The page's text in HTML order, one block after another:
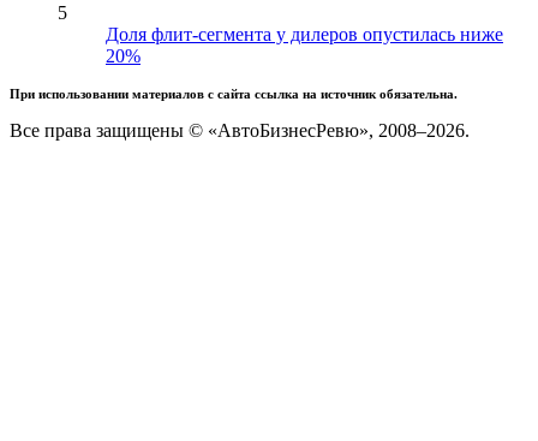
5
Доля флит-сегмента у дилеров опустилась ниже
20%
При использовании материалов с сайта ссылка на источник обязательна.
Все права защищены © «АвтоБизнесРевю», 2008–2026.